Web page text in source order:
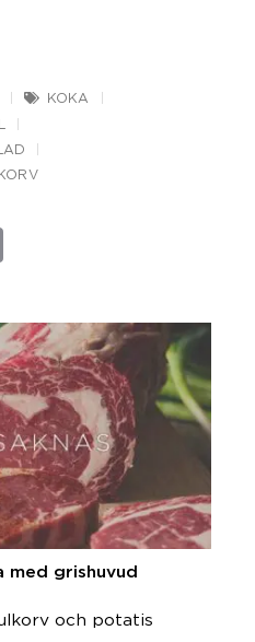
KOKA
KORV
med grishuvud